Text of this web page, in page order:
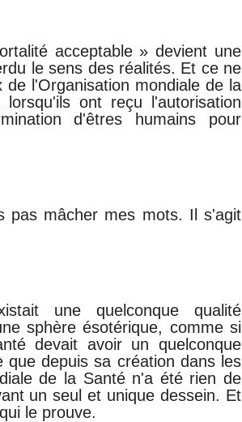
acceptable » devient une
le sens des réalités. Et ce ne
l'Organisation mondiale de la
ont reçu l'autorisation
d'êtres humains pour
pas mâcher mes mots. Il s'agit
une quelconque qualité
sphère ésotérique, comme si
devait avoir un quelconque
depuis sa création dans les
de la Santé n'a été rien de
un seul et unique dessein. Et
le prouve.